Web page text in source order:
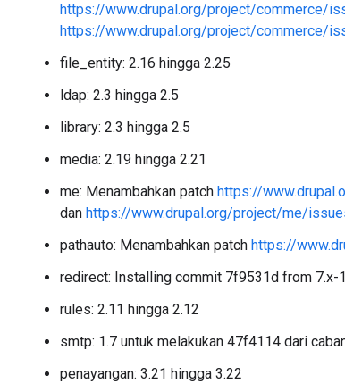
https://www.drupal.org/project/commerce/
https://www.drupal.org/project/commerce/
file_entity: 2.16 hingga 2.25
ldap: 2.3 hingga 2.5
library: 2.3 hingga 2.5
media: 2.19 hingga 2.21
me: Menambahkan patch https://
dan https://www.drupal.org/project/me/
pathauto: Menambahkan patch https://
redirect: Installing commit 7f9531d from 7.x-
rules: 2.11 hingga 2.12
smtp: 1.7 untuk melakukan 47f4114 dari
penayangan: 3.21 hingga 3.22